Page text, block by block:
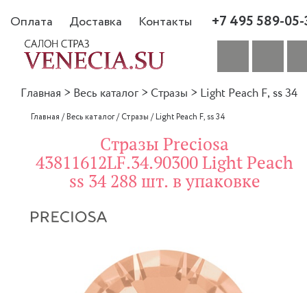
Оплата Доставка Контакты +7 495 589-
Главная > Весь каталог > Стразы > Light Peach F, ss 34
Главная /Весь каталог/Стразы /Light Peach F, ss 34
Стразы Preciosa
43811612LF.34.90300 Light Peach
ss 34 288 шт. в упаковке